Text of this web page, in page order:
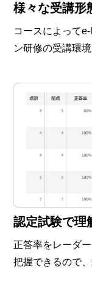
様々な受講形
コースによって
ン研修の受講環
認定試験で理
正答率をレーダ
把握できるので